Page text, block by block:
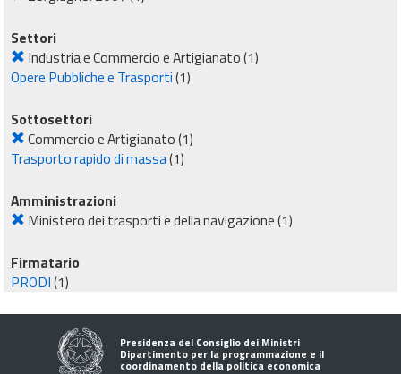
Settori
Industria e Commercio e Artigianato(1)
Opere Pubbliche e Trasporti(1)
Sottosettori
Commercio e Artigianato(1)
Trasporto rapido di massa(1)
Amministrazioni
Ministero dei trasporti e della navigazione(1)
Firmatario
PRODI(1)
Presidenza del Consiglio dei Ministri
Dipartimento per la programmazione e il
coordinamento della politica economica